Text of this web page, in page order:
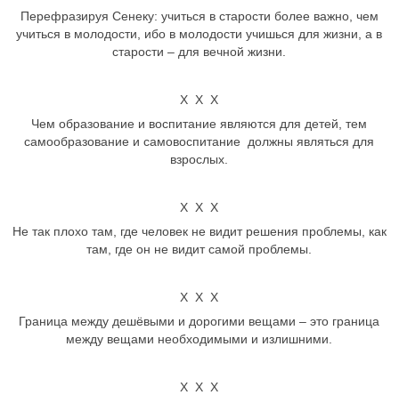
Перефразируя Сенеку: учиться в старости более важно, чем
учиться в молодости, ибо в молодости учишься для жизни, а в
старости – для вечной жизни.
Х Х Х
Чем образование и воспитание являются для детей, тем
самообразование и самовоспитание должны являться для
взрослых.
Х Х Х
Не так плохо там, где человек не видит решения проблемы, как
там, где он не видит самой проблемы.
Х Х Х
Граница между дешёвыми и дорогими вещами – это граница
между вещами необходимыми и излишними.
Х Х Х